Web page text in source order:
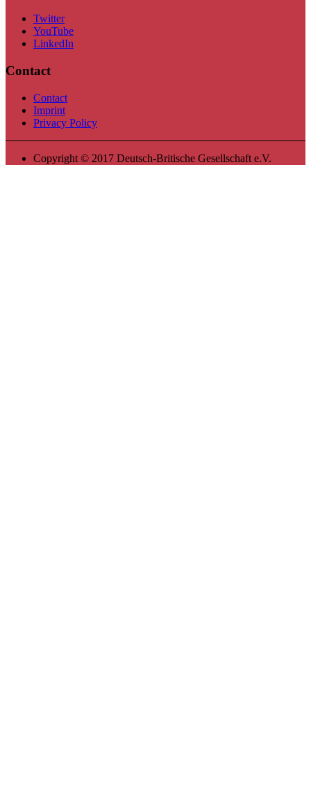
Twitter
YouTube
LinkedIn
Contact
Contact
Imprint
Privacy Policy
Copyright © 2017 Deutsch-Britische Gesellschaft e.V.